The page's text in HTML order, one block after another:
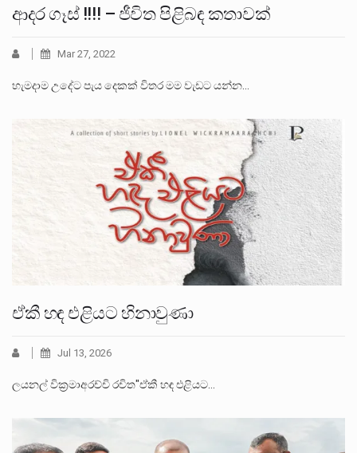
ආදර ගෑස් !!!! – ජීවිත පිළිබඳ කතාවක්
Mar 27, 2022
හැමදාම උදේට පැය දෙකක් විතර මම වැඩට යන්න…
ඒකී හඳ එළියට හිනාවුණා
Jul 13, 2026
ලයනල් වික්‍රමාඅරච්චි රචිත"ඒකී හඳ එළියට…